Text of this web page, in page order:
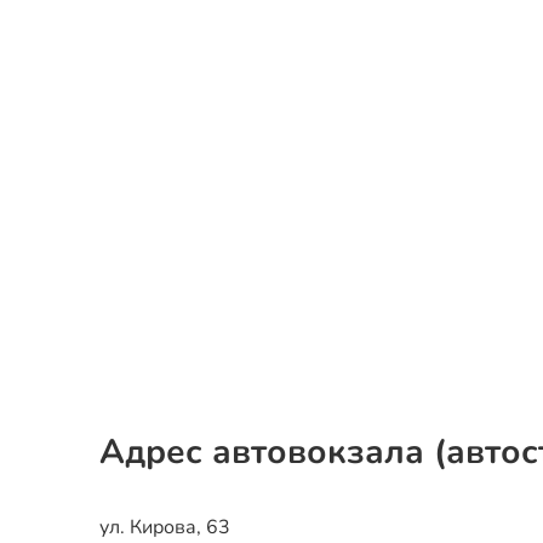
Адрес автовокзала
ул. Кирова, 63